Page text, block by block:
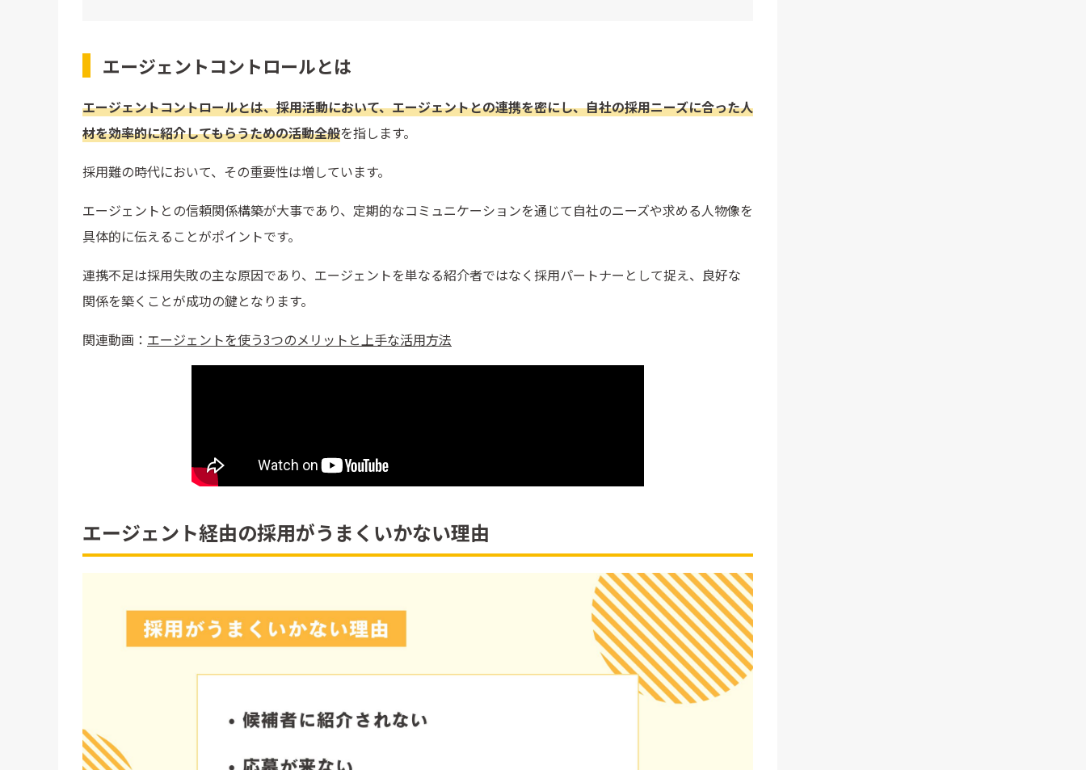
エージェントコントロールとは
エージェントコントロールとは、採用活動において、エージェントとの連携を密にし、自社の採用ニーズに合った人
材を効率的に紹介してもらうための活動全般を指します。
採用難の時代において、その重要性は増しています。
エージェントとの信頼関係構築が大事であり、定期的なコミュニケーションを通じて自社のニーズや求める人物像を
具体的に伝えることがポイントです。
連携不足は採用失敗の主な原因であり、エージェントを単なる紹介者ではなく採用パートナーとして捉え、良好な
関係を築くことが成功の鍵となります。
関連動画： エージェントを使う3つのメリットと上手な活用方法
エージェント経由の採用がうまくいかない理由